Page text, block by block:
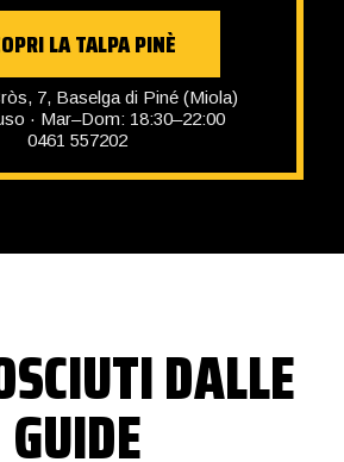
LA TALPA PINÈ
7, Baselga di Piné (Miola)
· Mar–Dom: 18:30–22:00
0461 557202
DALLE
GUIDE